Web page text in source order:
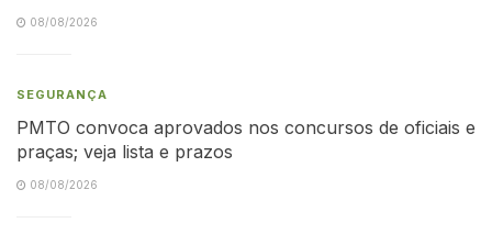
08/08/2026
SEGURANÇA
PMTO convoca aprovados nos concursos de oficiais e
praças; veja lista e prazos
08/08/2026